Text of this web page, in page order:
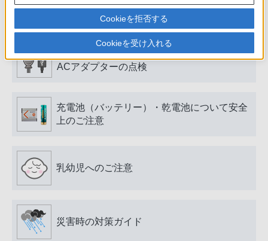
愛情点検のおすすめ
電源プラグ・コード、USB端子・ケーブル、
ACアダプターの点検
充電池（バッテリー）・乾電池について安全
上のご注意
乳幼児へのご注意
災害時の対策ガイド
Cookieを拒否する
Cookieを受け入れる